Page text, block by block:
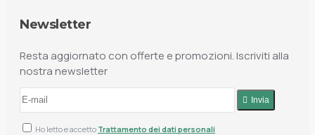
Newsletter
Resta aggiornato con offerte e promozioni. Iscriviti alla
nostra newsletter
Invia
Ho letto e accetto Trattamento dei dati personali